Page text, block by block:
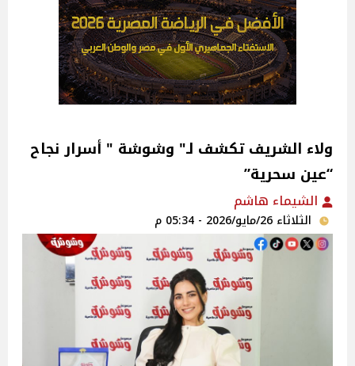
ولاء الشريف تكشف لـ" وشوشة " أسرار نجاح
“عين سحرية”
الشيماء هاشم
الثلاثاء 26/مايو/2026 - 05:34 م